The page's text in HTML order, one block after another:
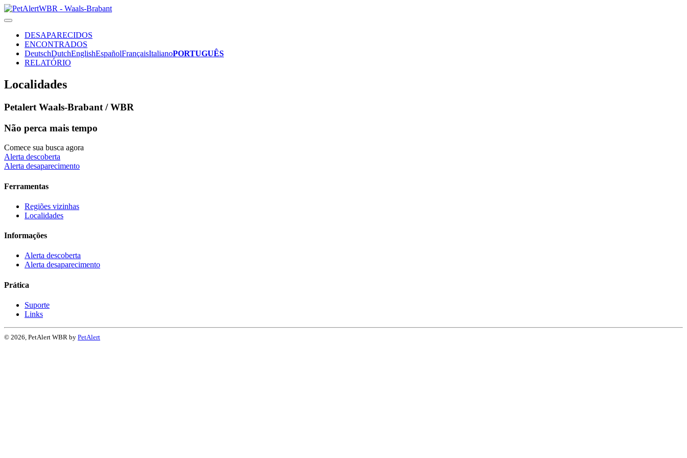
DESAPARECIDOS
ENCONTRADOS
DeutschDutchEnglishEspañolFrançaisItalianoPORTUGUÊS
RELATÓRIO
Localidades
Petalert Waals-Brabant / WBR
Não perca mais tempo
Comece sua busca agora
Alerta descoberta
Alerta desaparecimento
Ferramentas
Regiões vizinhas
Localidades
Informações
Alerta descoberta
Alerta desaparecimento
Prática
Suporte
Links
© 2026, PetAlert WBR by PetAlert